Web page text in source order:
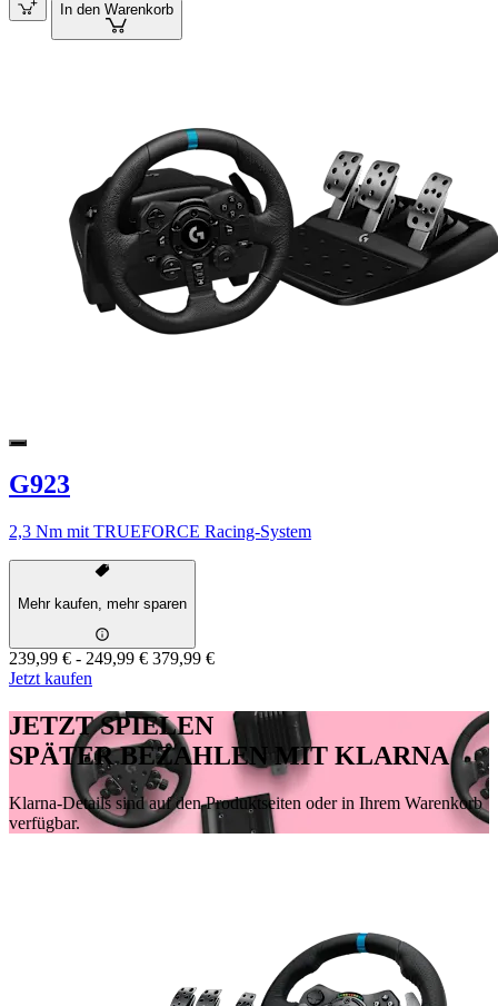
In den Warenkorb
G923
2,3 Nm mit TRUEFORCE Racing-System
Mehr kaufen, mehr sparen
239,99 € - 249,99 € 379,99 €
Jetzt kaufen
JETZT SPIELEN
SPÄTER BEZAHLEN MIT KLARNA
Klarna-Details sind auf den Produktseiten oder in Ihrem Warenkorb
verfügbar.